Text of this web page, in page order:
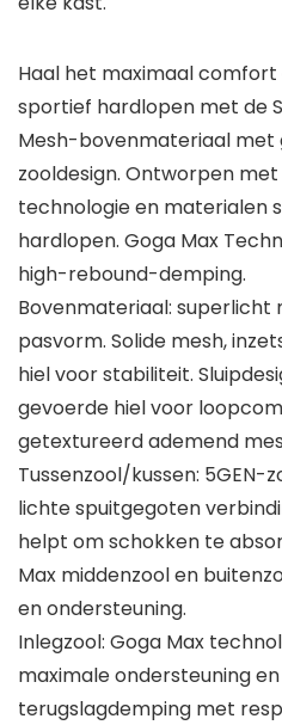
Haal het maximaal
sportief hardlopen met de
Mesh-bovenmateriaal met
zooldesign. Ontworpen
technologie en materialen
hardlopen. Goga Max
high-rebound-demping.
Bovenmateriaal: superlicht
pasvorm. Solide mesh,
hiel voor stabiliteit.
gevoerde hiel voor
getextureerd ademend
Tussenzool/kussen: 5GEN-
lichte spuitgegoten
helpt om schokken te
Max middenzool en
en ondersteuning.
Inlegzool: Goga Max
maximale ondersteuning
terugslagdemping met